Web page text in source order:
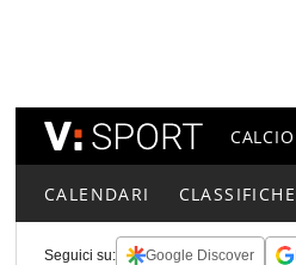
CALCIO
CALENDARI CLASSIFICHE
Seguici su: Google Discover